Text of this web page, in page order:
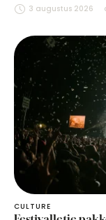
3 augustus 2026
CULTURE